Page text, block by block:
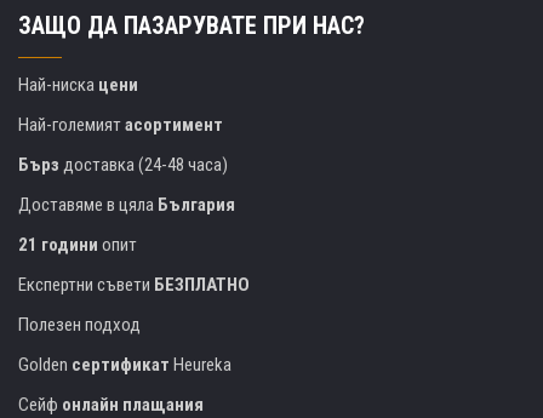
ЗАЩО ДА ПАЗАРУВАТЕ ПРИ НАС?
Най-ниска цени
Най-големиятасортимент
Бърз доставка (24-48 часа)
Доставяме в цяла България
21 години опит
Експертни съвети БЕЗПЛАТНО
Полезен подход
Golden сертификат Heureka
Сейф онлайн плащания